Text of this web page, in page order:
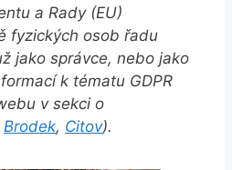
a Rady (EU)
fyzických osob řadu
jako správce, nebo jako
k tématu GDPR
v sekci o
Brodek, Citov).